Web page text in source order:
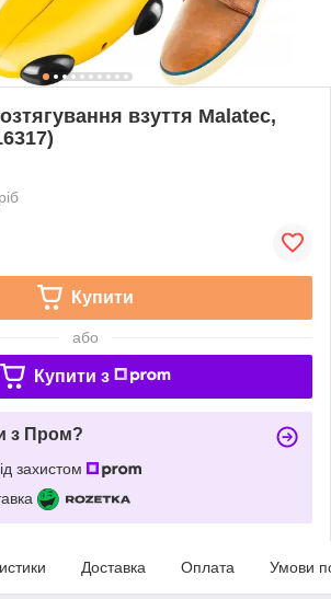
взуття Malatec,
Купити
або
Купити з
з Пром?
захистом
Доставка Оплата Умови